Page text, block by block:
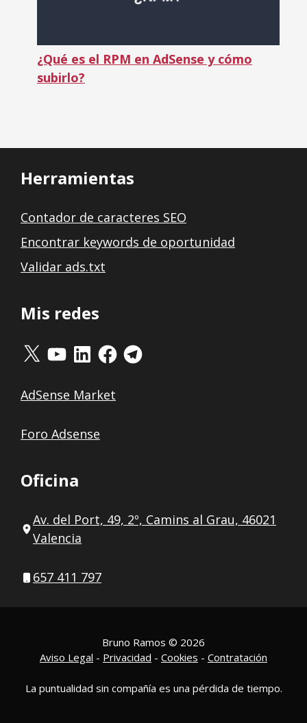
¿Qué es el RPM en AdSense y cómo
subirlo?
Herramientas
Contador de caracteres SEO
Encontrar keywords de oportunidad
Validar ads.txt
Mis redes
X YouTubeLinkedInFacebookTelegram
AdSense Market
Foro Adsense
Oficina
Av. del Port, 49, 2º, Camins al Grau, 46021
Valencia
657 411 797
Bruno Ramos © 2026
Aviso Legal - Privacidad - Cookies - Contratación
La puntualidad sin compañía es una pérdida de tiempo.